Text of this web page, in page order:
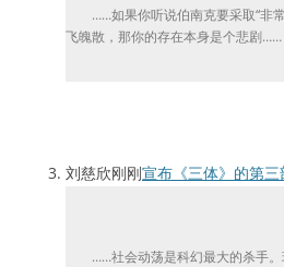
……如果你听说伯南克要采取“非常
飞魄散，那你的存在本身是个悲剧……
刘慈欣刚刚宣布《三体》的第
……社会动荡是科幻最大的杀手。